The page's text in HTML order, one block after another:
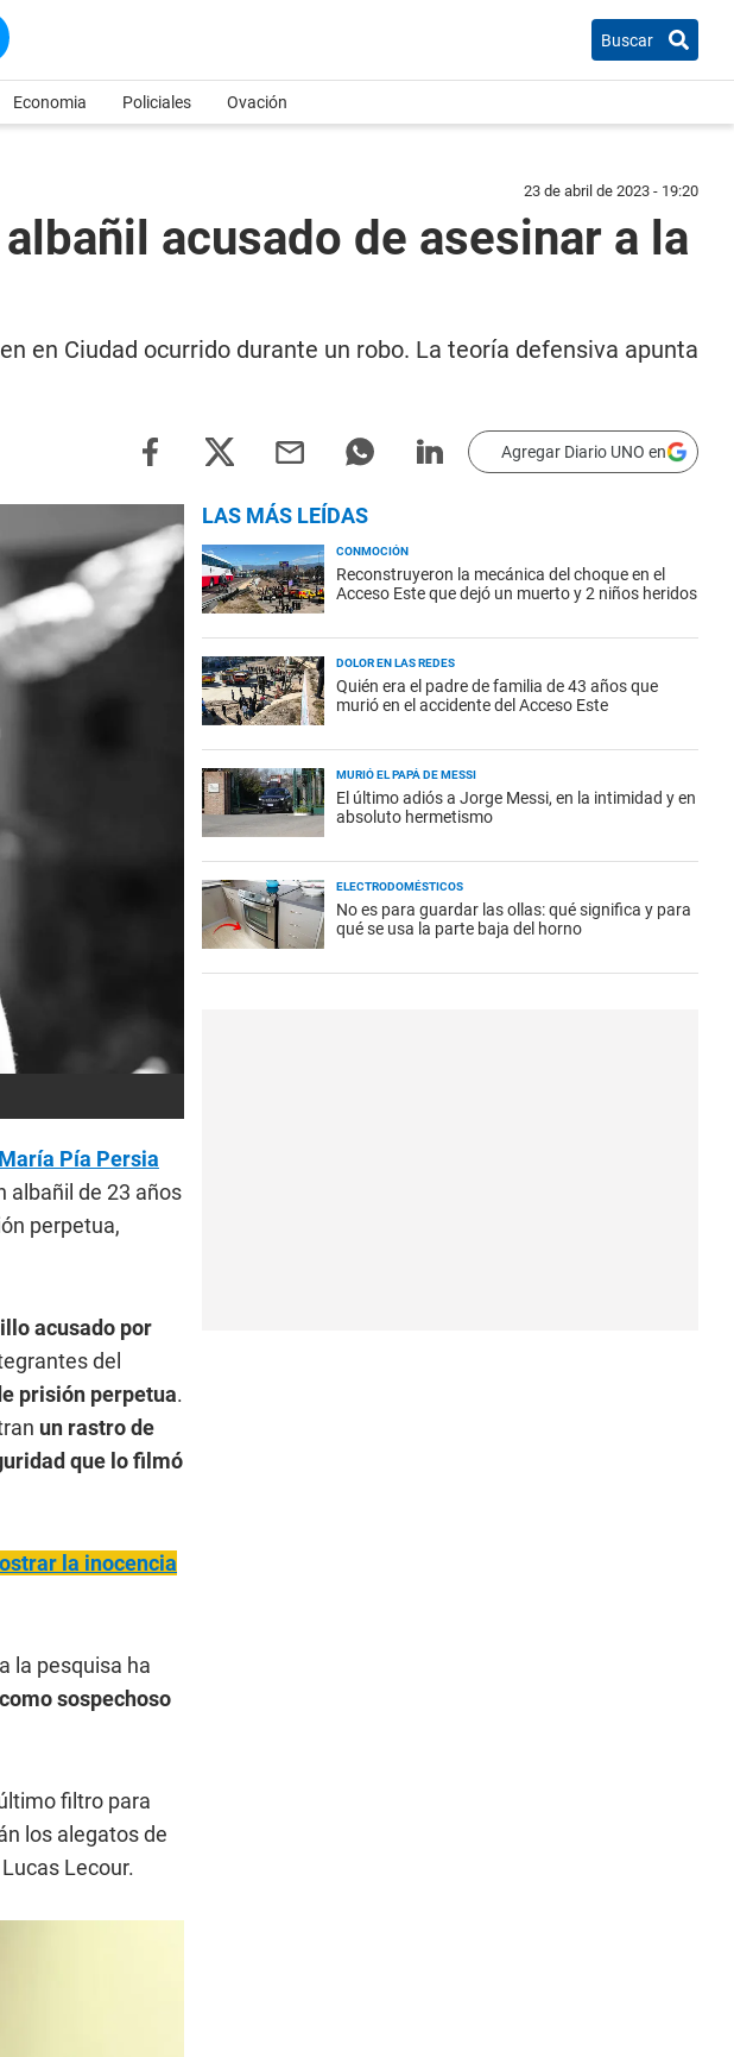
Buscar
Economia Policiales Ovación
23 de abril de 2023 - 19:20
acusado de asesinar a la
en Ciudad ocurrido durante un robo. La teoría defensiva apunta
Agregar Diario UNO en
María Pía Persia
albañil de 23 años
perpetua,
acusado por
del
prisión perpetua.
un rastro de
que lo filmó
la inocencia
la pesquisa ha
sospechoso
filtro para
los alegatos de
Lecour.
LAS MÁS LEÍDAS
CONMOCIÓN
Reconstruyeron la mecánica del choque en el
Acceso Este que dejó un muerto y 2 niños heridos
DOLOR EN LAS REDES
Quién era el padre de familia de 43 años que
murió en el accidente del Acceso Este
MURIÓ EL PAPÁ DE MESSI
El último adiós a Jorge Messi, en la intimidad y en
absoluto hermetismo
ELECTRODOMÉSTICOS
No es para guardar las ollas: qué significa y para
qué se usa la parte baja del horno